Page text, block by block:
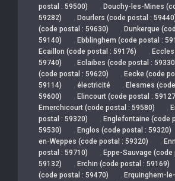
postal : 59500)
, Douchy-les-Mines
59282)
, Dourlers (code postal :
(code postal : 59630)
, Dunkerque
59140)
, Ebblinghem (code postal :
Ecaillon (code postal : 59176) ,
59740)
, Eclaibes (code postal :
(code postal : 59620)
, Eecke (code
59114)
, électricité , Elesmes
59600)
, Elincourt (code postal :
Emerchicourt (code postal : 59580) ,
postal : 59320)
, Englefontaine (code
59530)
, Englos (code postal : 59320)
en-Weppes (code postal : 59320)
,
postal : 59710)
, Eppe-Sauvage (code
59132)
, Erchin (code postal : 59169)
(code postal : 59470)
, Erquinghem-